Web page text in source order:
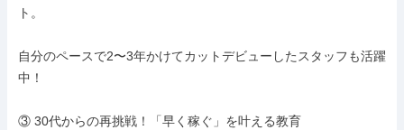
ト。
自分のペースで2〜3年かけてカットデビューしたスタッフも活躍
中！
③ 30代からの再挑戦！「早く稼ぐ」を叶える教育